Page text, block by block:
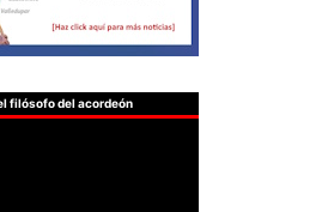
filósofo del acordeón